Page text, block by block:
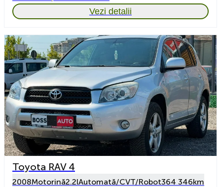
Vezi detalii
Toyota RAV 4
2008Motorină2.2lAutomată/CVT/Robot364 346km